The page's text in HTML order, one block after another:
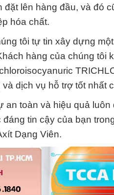
lên hàng đầu, và đó
hóa chất.
tôi tự tin xây dựng
hàng của chúng tôi
dịch vụ hỗ trợ tốt nhất
toàn và hiệu quả
tin cậy của bạn
Dạng Viên.